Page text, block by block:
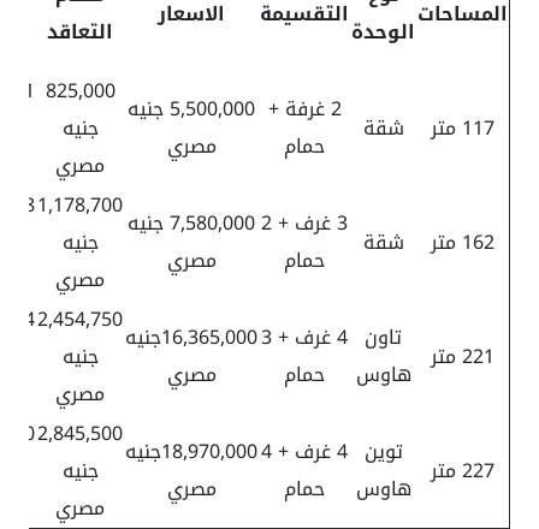
المساحاتالوحدةالتقسيمة الاسعار
التعاقد
117 متر شقة
2 غرفة +
حمام
5,500,000 جنيه
مصري
825,000
جنيه
مصري
162 متر شقة
3 غرف + 2
حمام
7,580,000 جنيه
مصري
1,178,700
جنيه
مصري
221 متر
تاون
هاوس
4 غرف + 3
حمام
16,365,000جنيه
مصري
2,454,750
جنيه
مصري
227 متر
توين
هاوس
4 غرف + 4
حمام
18,970,000جنيه
مصري
2,845,500
جنيه
مصري